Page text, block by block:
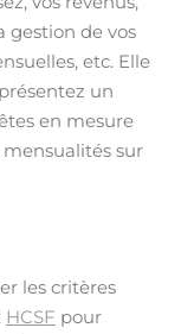
gestion de vos
etc. Elle
un
en mesure
sur
les critères
HCSF pour